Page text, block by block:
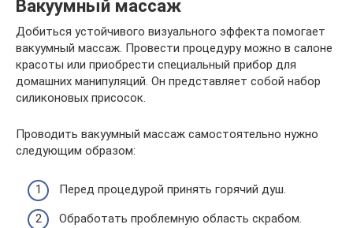
Вакуумный массаж
Добиться устойчивого визуального эффекта помогает
вакуумный массаж. Провести процедуру можно в салоне
красоты или приобрести специальный прибор для
домашних манипуляций. Он представляет собой набор
силиконовых присосок.
Проводить вакуумный массаж самостоятельно нужно
следующим образом:
Перед процедурой принять горячий душ.
Обработать проблемную область скрабом.